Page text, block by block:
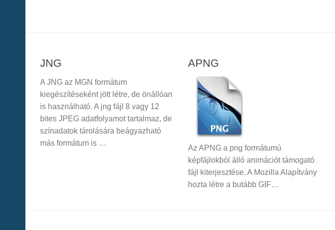
JNG
A JNG az MGN formátum
kiegészítéseként jött létre, de önállóan
is használható. A jng fájl 8 vagy 12
bites JPEG adatfolyamot tartalmaz, de
színadatok tárolására beágyazható
más formátum is …
APNG
Az APNG a png formátumú
képfájlokból álló animációt támogató
fájl kiterjesztése. A Mozilla Alapítvány
hozta létre a butább GIF…